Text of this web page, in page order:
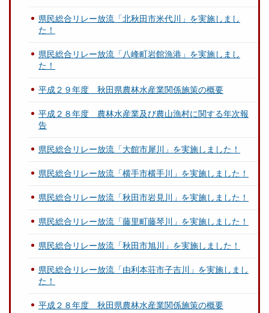
県民総合リレー放流「北秋田市米代川」を実施しまし
た！
県民総合リレー放流「八峰町岩館漁港」を実施しまし
た！
平成２９年度 秋田県農林水産業関係施策の概要
平成２８年度 農林水産業及び農山漁村に関する年次報
告
県民総合リレー放流「大館市犀川」を実施しました！
県民総合リレー放流「横手市横手川」を実施しました！
県民総合リレー放流「秋田市岩見川」を実施しました！
県民総合リレー放流「藤里町藤琴川」を実施しました！
県民総合リレー放流「秋田市旭川」を実施しました！
県民総合リレー放流「由利本荘市子吉川」を実施しまし
た！
平成２８年度 秋田県農林水産業関係施策の概要